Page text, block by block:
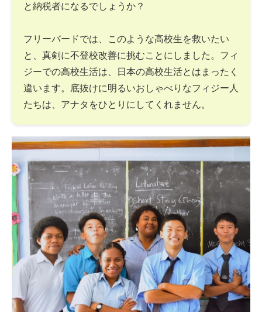
と納税者になるでしょうか？
フリーバードでは、このような高校生を救いたい
と、真剣に不登校改善に挑むことにしました。フィ
ジーでの高校生活は、日本の高校生活とはまったく
違います。底抜けに明るいおしゃべりなフィジー人
たちは、アナタをひとりにしてくれません。